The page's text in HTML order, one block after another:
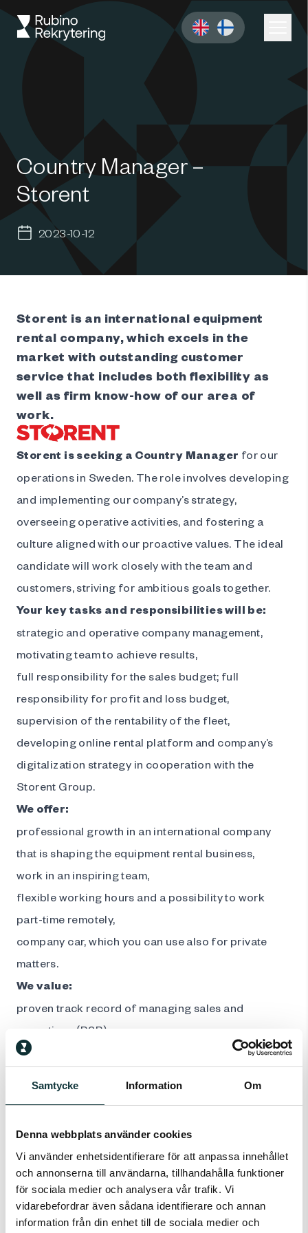
Samtycke Information Om
Denna webbplats använder cookies
Vi använder enhetsidentifierare för att anpassa innehållet
och annonserna till användarna, tillhandahålla funktioner
för sociala medier och analysera vår trafik. Vi
vidarebefordrar även sådana identifierare och annan
information från din enhet till de sociala medier och
Country Manager –
Storent
2023-10-12
Storent is an international equipment
rental company, which excels in the
market with outstanding customer
service that includes both flexibility as
well as firm know-how of our area of
work.
Storent is seeking a Country Manager for our
operations in Sweden. The role involves developing
and implementing our company’s strategy,
overseeing operative activities, and fostering a
culture aligned with our proactive values. The ideal
candidate will work closely with the team and
customers, striving for ambitious goals together.
Your key tasks and responsibilities will be:
strategic and operative company management,
motivating team to achieve results,
full responsibility for the sales budget; full
responsibility for profit and loss budget,
supervision of the rentability of the fleet,
developing online rental platform and company’s
digitalization strategy in cooperation with the
Storent Group.
We offer:
professional growth in an international company
that is shaping the equipment rental business,
work in an inspiring team,
flexible working hours and a possibility to work
part-time remotely,
company car, which you can use also for private
matters.
We value:
proven track record of managing sales and
operations (B2B),
understanding of driving change in an organisation,
familiarity with implementing and developing e-
fluent English and Swedish skills.
We look forward to your application!
In this recruitment process, Storent is collaborating
with Rubino Recruitment. If you’d like to learn more,